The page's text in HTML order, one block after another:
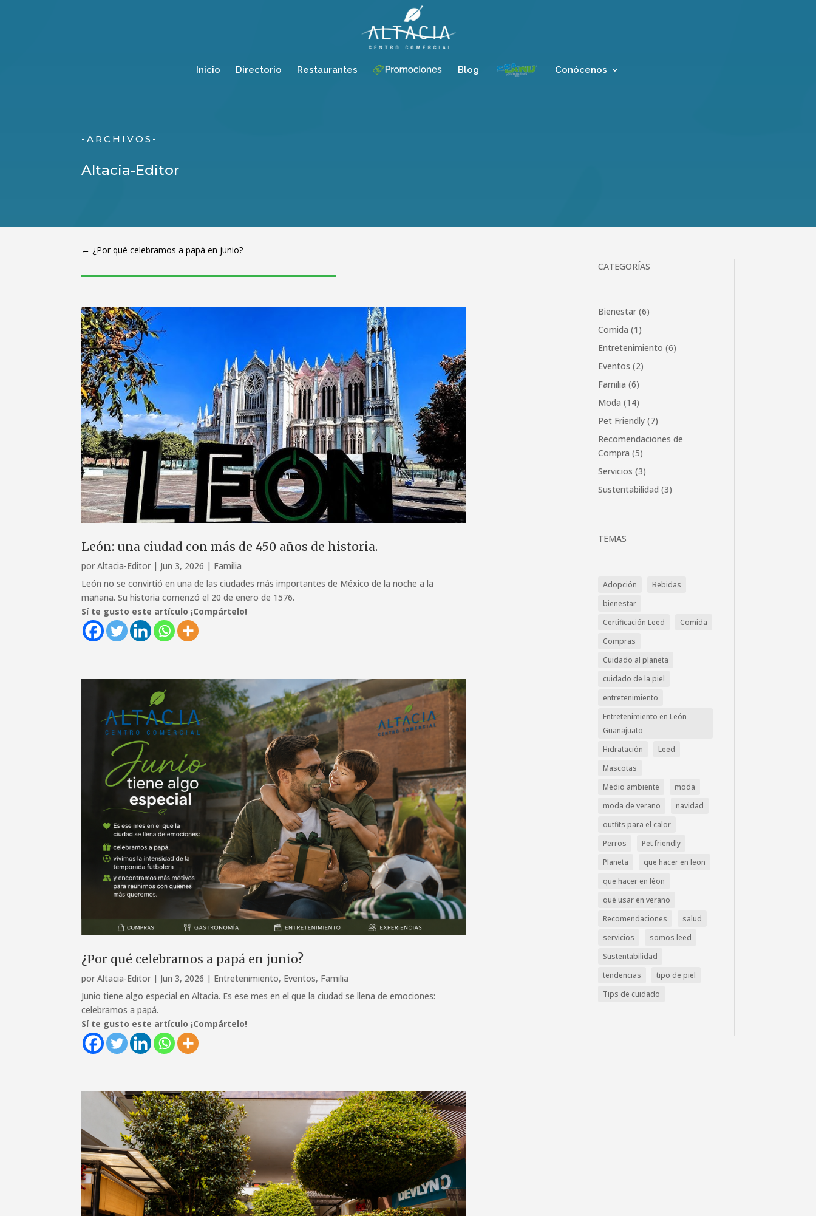
Inicio Directorio Restaurantes Blog Conócenos
-ARCHIVOS-
Altacia-Editor
← ¿Por qué celebramos a papá en junio?
León: una ciudad con más de 450 años de historia.
porAltacia-Editor | Jun 3, 2026 | Familia
León no se convirtió en una de las ciudades más importantes de México de la noche a la
mañana. Su historia comenzó el 20 de enero de 1576.
Sí te gusto este artículo ¡Compártelo!
¿Por qué celebramos a papá en junio?
porAltacia-Editor | Jun 3, 2026 | Entretenimiento, Eventos, Familia
Junio tiene algo especial en Altacia. Es ese mes en el que la ciudad se llena de emociones:
celebramos a papá.
Sí te gusto este artículo ¡Compártelo!
CATEGORÍAS
Bienestar (6)
Comida (1)
Entretenimiento (6)
Eventos (2)
Familia (6)
Moda (14)
Pet Friendly (7)
Recomendaciones de
Compra (5)
Servicios (3)
Sustentabilidad (3)
TEMAS
Adopción
Bebidas
bienestar
Certificación Leed
Comida
Compras
Cuidado al planeta
cuidado de la piel
entretenimiento
Entretenimiento en León
Guanajuato
Hidratación
Leed
Mascotas
Medio ambiente
moda
moda de verano
navidad
outfits para el calor
Perros
Pet friendly
Planeta
que hacer en leon
que hacer en léon
qué usar en verano
Recomendaciones
salud
servicios
somos leed
Sustentabilidad
tendencias
tipo de piel
Tips de cuidado